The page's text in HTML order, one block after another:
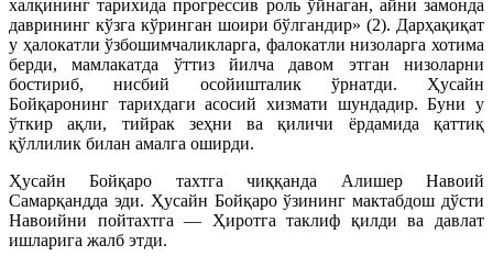
халқининг тарихида прогрессив роль ўйнаган, айни замонда
даврининг кўзга кўринган шоири бўлгандир» (2). Дарҳақиқат
у ҳалокатли ўзбошимчаликларга, фалокатли низоларга хотима
берди, мамлакатда ўттиз йилча давом этган низоларни
бостириб, нисбий осойишталик ўрнатди. Ҳусайн
Бойқаронинг тарихдаги асосий хизмати шундадир. Буни у
ўткир ақли, тийрак зеҳни ва қиличи ёрдамида қаттиқ
қўллилик билан амалга оширди.
Ҳусайн Бойқаро тахтга чиққанда Алишер Навоий
Самарқандда эди. Ҳусайн Бойқаро ўзининг мактабдош дўсти
Навоийни пойтахтга — Ҳиротга таклиф қилди ва давлат
ишларига жалб этди.